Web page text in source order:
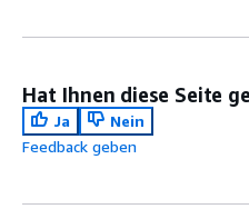
Hat Ihnen diese Seite
Ja
Nein
Feedback geben